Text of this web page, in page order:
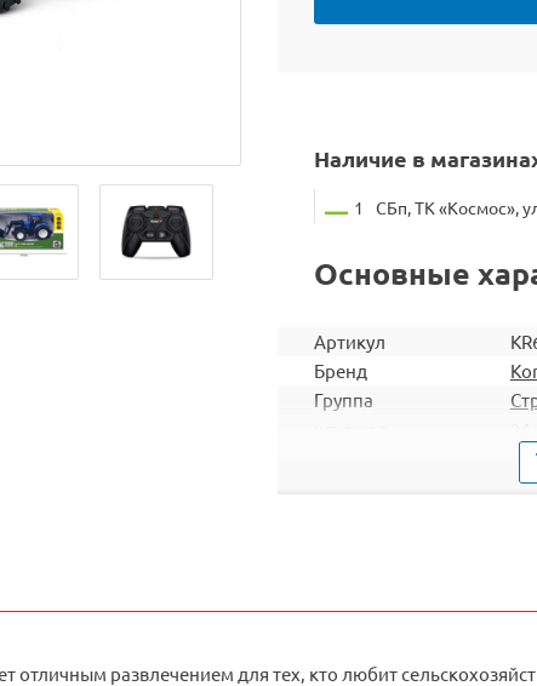
Наличие в
1 СБп, ТК «Космос»,
Основные
Артикул
Бренд
Группа
отличным развлечением для тех, кто любит